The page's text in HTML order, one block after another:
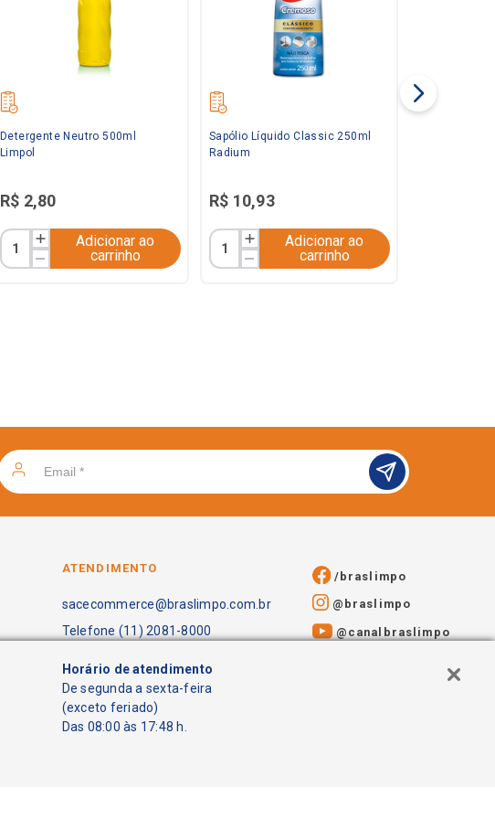
Detergente Neutro 500ml
Limpol
R$ 2,80
Adicionar ao
carrinho
Sapólio Líquido Classic 250ml
Radium
R$ 10,93
Adicionar ao
carrinho
ATENDIMENTO
sacecommerce@braslimpo.com.br
Telefone (11) 2081-8000
Horário de atendimento
De segunda a sexta-feira
(exceto feriado)
Das 08:00 às 17:48 h.
/braslimpo
@braslimpo
@canalbraslimpo​